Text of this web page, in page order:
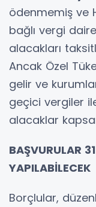
ödenmemiş ve
bağlı vergi
alacakları
Ancak Özel
gelir ve
geçici vergiler
alacaklar
BAŞVURULAR
YAPILABİLECEK
Borçlular,